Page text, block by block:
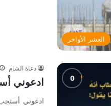
العشر الأواخر
دعاة الشام
ادعوني
ادعوني